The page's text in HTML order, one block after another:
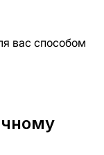
вас способом